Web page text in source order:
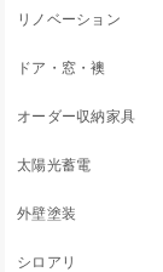
リノベーション
ドア・窓・襖
オーダー収納家具
太陽光蓄電
外壁塗装
シロアリ